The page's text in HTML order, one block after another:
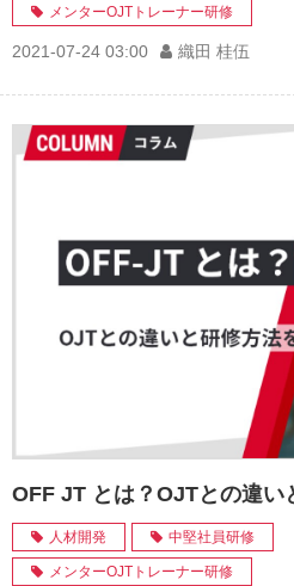
メンターOJTトレーナー研修
2021-07-24 03:00 織田 桂伍
OFF JT とは？OJTとの違い
人材開発 中堅社員研修
メンターOJTトレーナー研修